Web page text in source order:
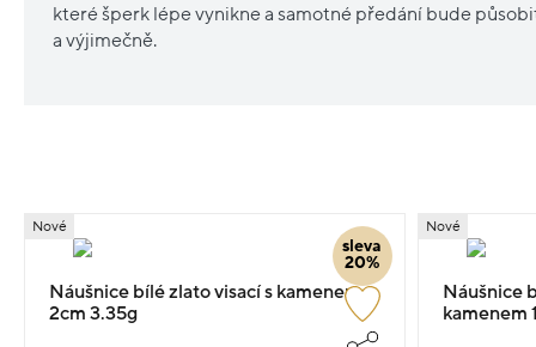
které šperk lépe vynikne a samotné předání bude
a výjimečně.
sleva
20%
Nové
Náušnice bílé zlato visací s kamenem
2cm 3.35g
Nové
Náušnice
kamenem